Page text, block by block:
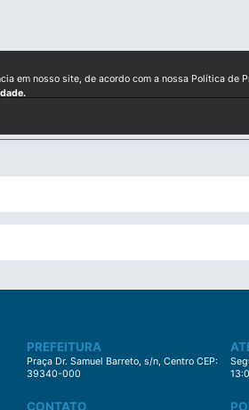
PREFEITURA
Praça Dr. Samuel Barreto, s/n, Centro CEP:
39340-000
CONTATO
em nosso site, de acordo com a nossa Política de